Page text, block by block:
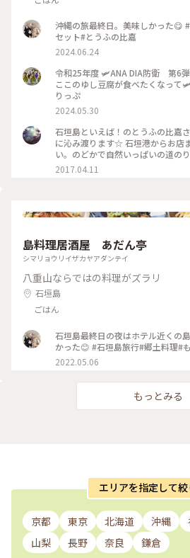
沖縄の旅最終日。美味しかった😋
セット#とうふの比嘉
2024.06.24
令和25年度 🛩️ANA DIA防衛 第6弾
ここのゆし豆腐が食べたくなって
りっぷ
2024.05.30
石垣島といえば！のとうふの比嘉
に沁み渡ります☆ 石垣港からお店
い。のどかで自然いっぱいの道の
垣島
2017.04.11
島料理居酒屋 あだん亭
シマリョウリイザカヤアダンテイ
八重山ならではの料理がズラリ
石垣島
ごはん
石垣島最終日の夜はホテル近くの
かった😊 #石垣島旅行#郷土
2022.05.06
もっとみる
エリアを指定して
京都 東京 北海道 沖縄
山梨
長野 奈良 鎌倉